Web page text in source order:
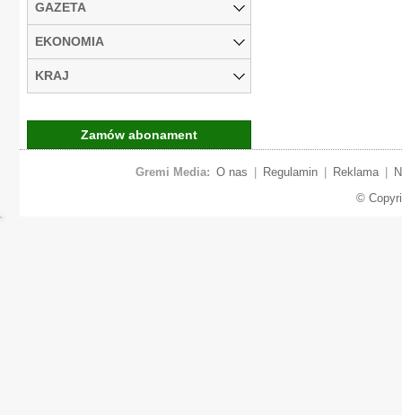
GAZETA
EKONOMIA
KRAJ
Zamów abonament
Gremi Media: O nas Regulamin Reklama
©